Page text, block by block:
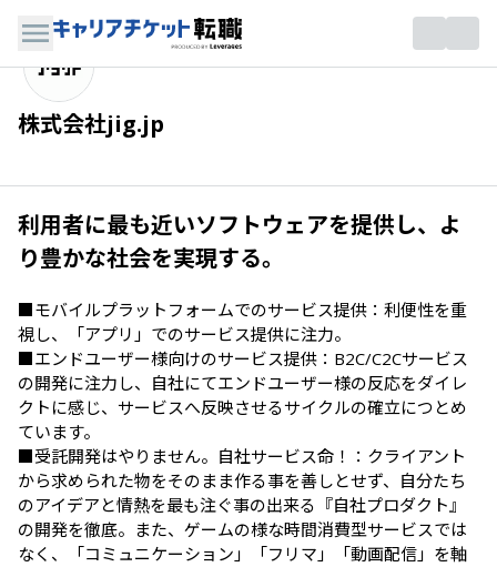
株式会社jig.jp
利用者に最も近いソフトウェアを提供し、よ
り豊かな社会を実現する。
■モバイルプラットフォームでのサービス提供：利便性を重
視し、「アプリ」でのサービス提供に注力。
■エンドユーザー様向けのサービス提供：B2C/C2Cサービス
の開発に注力し、自社にてエンドユーザー様の反応をダイレ
クトに感じ、サービスへ反映させるサイクルの確立につとめ
ています。
■受託開発はやりません。自社サービス命！：クライアント
から求められた物をそのまま作る事を善しとせず、自分たち
のアイデアと情熱を最も注ぐ事の出来る『自社プロダクト』
の開発を徹底。また、ゲームの様な時間消費型サービスでは
なく、「コミュニケーション」「フリマ」「動画配信」を軸